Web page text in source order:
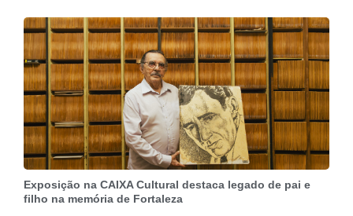
Exposição na CAIXA Cultural destaca legado de pai e
filho na memória de Fortaleza